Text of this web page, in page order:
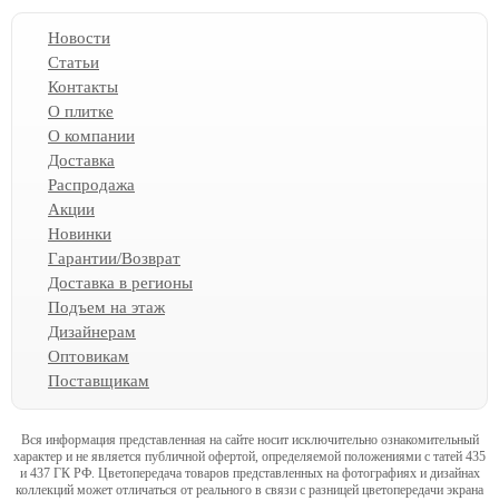
Новости
Статьи
Контакты
О плитке
О компании
Доставка
Распродажа
Акции
Новинки
Гарантии/Возврат
Доставка в регионы
Подъем на этаж
Дизайнерам
Оптовикам
Поставщикам
Вся информация представленная на сайте носит исключительно ознакомительный
характер и не является публичной офертой, определяемой положениями с татей 435
и 437 ГК РФ. Цветопередача товаров представленных на фотографиях и дизайнах
коллекций может отличаться от реального в связи с разницей цветопередачи экрана